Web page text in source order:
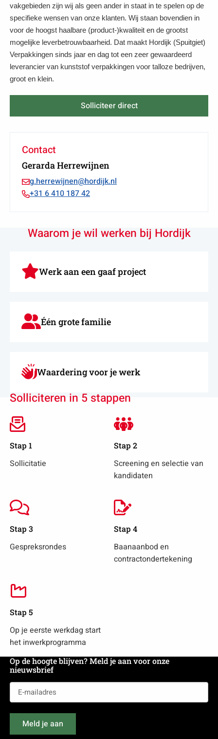
vakgebieden zijn wij als geen ander in staat in te spelen op de
specifieke wensen van onze klanten. Wij staan bovendien in
voor de hoogst haalbare (product-)kwaliteit en de grootst
mogelijke leverbetrouwbaarheid. Dat maakt Hordijk (Spuitgiet)
Verpakkingen sinds jaar en dag tot een zeer gewaardeerd
leverancier van kunststof verpakkingen voor talloze bedrijven,
groot en klein.
Solliciteer direct
Contact
Gerarda Herrewijnen
g.herrewijnen@hordijk.nl
Herrewijnen
+31 6 410 187 42Bell
Waarom je wil werken bij Hordijk
Werk aan een gaaf project
Één grote familie
Waardering voor je werk
Solliciteren in 5 stappen
Stap 1
Sollicitatie
Stap 2
Screening en selectie van
kandidaten
Stap 3
Gespreksrondes
Stap 4
Baanaanbod en
contractondertekening
Stap 5
Op je eerste werkdag start
het inwerkprogramma
Op de hoogte blijven? Meld je aan voor onze
nieuwsbrief
mailadres
(Vereist)
Meld je aan